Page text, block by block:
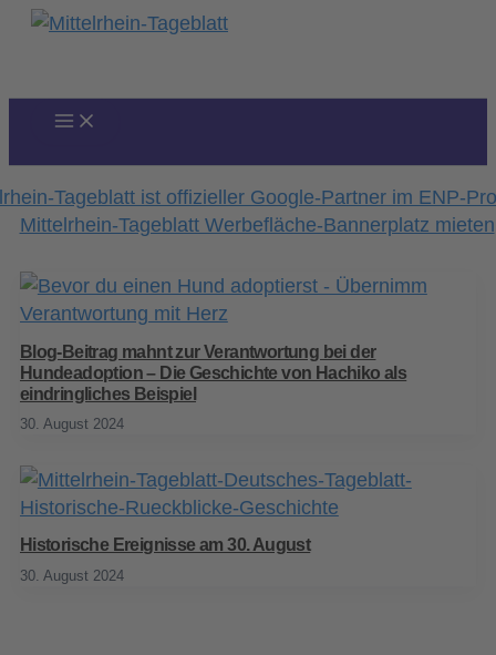
Zum
Blog-Beitrag mahnt zur Verantwortung bei der
Hundeadoption – Die Geschichte von Hachiko als
eindringliches Beispiel
30. August 2024
Historische Ereignisse am 30. August
30. August 2024